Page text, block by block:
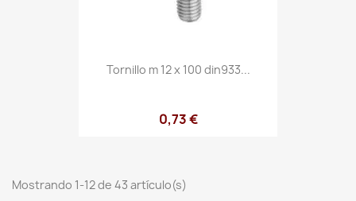
Tornillo m 12 x 100 din933...
0,73 €
Mostrando 1-12 de 43 artículo(s)